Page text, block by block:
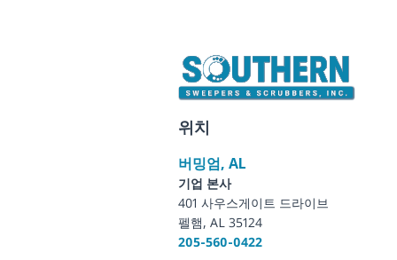
위치
버밍엄, AL
기업 본사
401 사우스게이트 드라이브
펠햄, AL 35124
205-560-0422